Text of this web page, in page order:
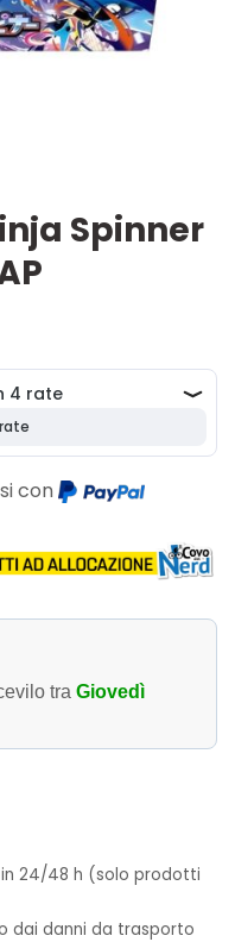
Spinner
con
tra Giovedì
24/48 h (solo prodotti
dai danni da trasporto